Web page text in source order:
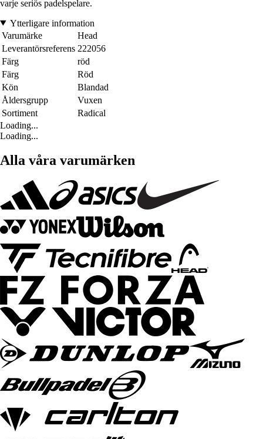
varje seriös padelspelare.
Ytterligare information
Varumärke
Head
Leverantörsreferens 222056
Färg
röd
Färg
Röd
Kön
Blandad
Åldersgrupp
Vuxen
Sortiment
Radical
Loading...
Loading...
Alla våra varumärken